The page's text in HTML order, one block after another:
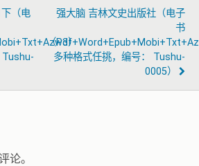
（电
）
Tushu-
强大脑 吉林文史出版社（电子
书
（
多种格式任挑，编号： Tushu-
0005）
论。